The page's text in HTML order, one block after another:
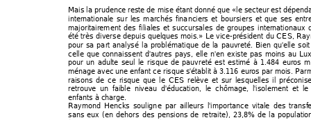
Mais la prudence reste de mise étant donné que «le secteur est
internationale sur les marchés financiers et boursiers et que ses entr
majoritairement des filiales et succursales de groupes internationaux
été très diverse depuis quelques mois.» Le vice-président du CES,
pour sa part analysé la problématique de la pauvreté. Bien qu'elle
celle que connaissent d'autres pays, elle n'en existe pas moins au
pour un adulte seul le risque de pauvreté est estimé à 1.484 euros
ménage avec une enfant ce risque s'établit à 3.116 euros par mois.
raisons de ce risque que le CES relève et sur lesquelles il
retrouve un faible niveau d'éducation, le chômage, l'isolement et
enfants à charge.
Raymond Hencks souligne par ailleurs l'importance vitale des transf
sans eux (en dehors des pensions de retraite), 23,8% de la